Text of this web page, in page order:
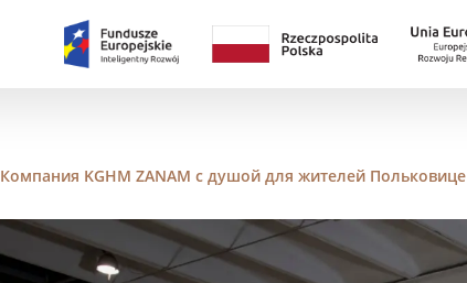
Компания KGHM ZANAM с душой для жителей Польковице